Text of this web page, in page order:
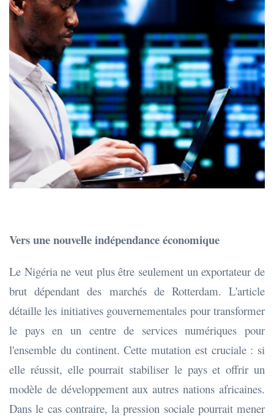
Vers une nouvelle indépendance économique
Le Nigéria ne veut plus être seulement un exportateur de
brut dépendant des marchés de Rotterdam. L'article
détaille les initiatives gouvernementales pour transformer
le pays en un centre de services numériques pour
l'ensemble du continent. Cette mutation est cruciale : si
elle réussit, elle pourrait stabiliser le pays et offrir un
modèle de développement aux autres nations africaines.
Dans le cas contraire, la pression sociale pourrait mener